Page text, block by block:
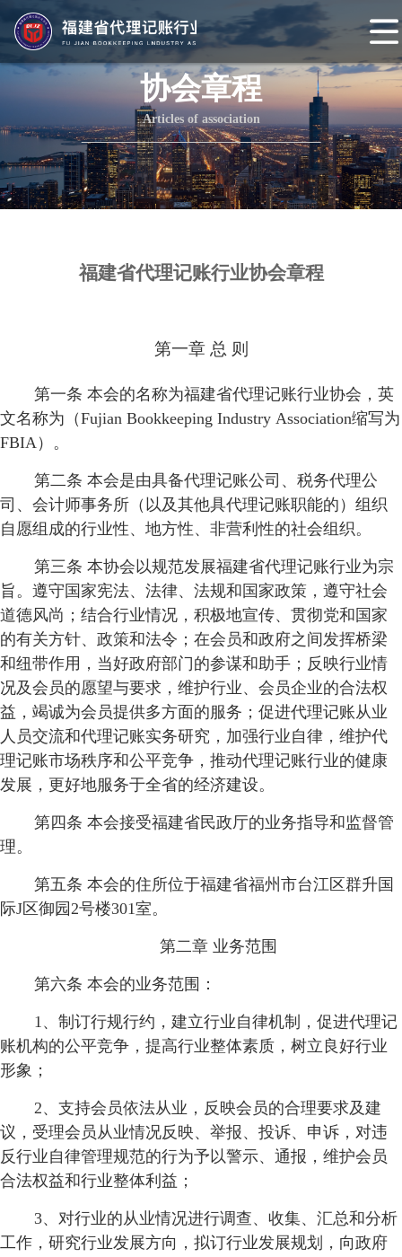
站
协会概况
介
会
组
建
企
会
善
会
风
讯
联
我
们
协会章程
Articles of association
福建省代理记账行业协会章程
第一章 总 则
第一条 本会的名称为福建省代理记账行业协会，英
文名称为（Fujian Bookkeeping Industry Association缩写为
FBIA）。
第二条 本会是由具备代理记账公司、税务代理公
司、会计师事务所（以及其他具代理记账职能的）组织
自愿组成的行业性、地方性、非营利性的社会组织。
第三条 本协会以规范发展福建省代理记账行业为宗
旨。遵守国家宪法、法律、法规和国家政策，遵守社会
道德风尚；结合行业情况，积极地宣传、贯彻党和国家
的有关方针、政策和法令；在会员和政府之间发挥桥梁
和纽带作用，当好政府部门的参谋和助手；反映行业情
况及会员的愿望与要求，维护行业、会员企业的合法权
益，竭诚为会员提供多方面的服务；促进代理记账从业
人员交流和代理记账实务研究，加强行业自律，维护代
理记账市场秩序和公平竞争，推动代理记账行业的健康
发展，更好地服务于全省的经济建设。
第四条 本会接受福建省民政厅的业务指导和监督管
理。
第五条 本会的住所位于福建省福州市台江区群升国
际J区御园2号楼301室。
第二章 业务范围
第六条 本会的业务范围：
1、制订行规行约，建立行业自律机制，促进代理记
账机构的公平竞争，提高行业整体素质，树立良好行业
形象；
2、支持会员依法从业，反映会员的合理要求及建
议，受理会员从业情况反映、举报、投诉、申诉，对违
反行业自律管理规范的行为予以警示、通报，维护会员
合法权益和行业整体利益；
3、对行业的从业情况进行调查、收集、汇总和分析
工作，研究行业发展方向，拟订行业发展规划，向政府